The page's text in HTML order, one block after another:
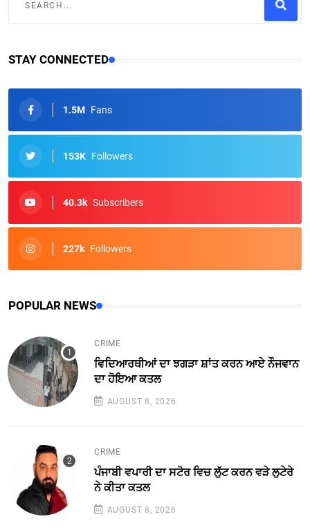
STAY CONNECTED
1.5M Fans
153K Followers
40.3k Subscribers
227k Followers
POPULAR NEWS
CRIME
ਵਿਦਿਆਰਥੀਆਂ ਦਾ ਝਗੜਾ ਸ਼ਾਂਤ ਕਰਨ ਆਏ ਨੌਜਵਾਨ
ਦਾ ਹੋਇਆ ਕਤਲ
AUGUST 8, 2026
CRIME
ਪੰਜਾਬੀ ਵਪਾਰੀ ਦਾ ਸਟੋਰ ਵਿਚ ਲੁੱਟ ਕਰਨ ਵੜੇ ਲੁਟੇਰੇ
ਨੇ ਕੀਤਾ ਕਤਲ
AUGUST 8, 2026